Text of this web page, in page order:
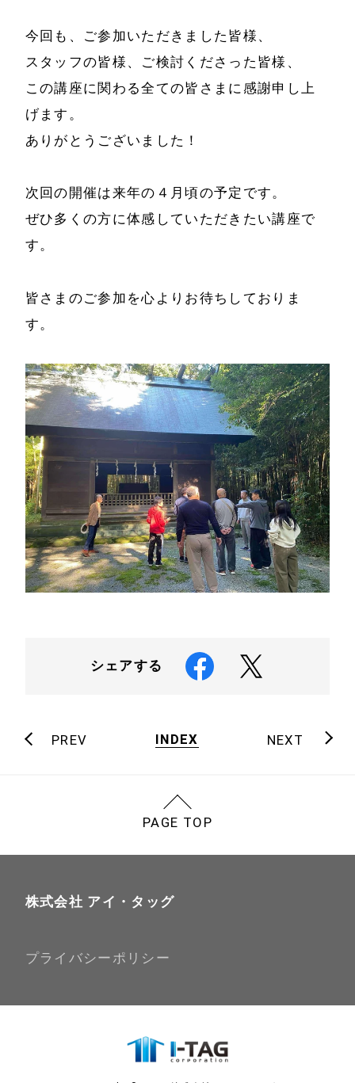
今回も、ご参加いただきました皆様、
スタッフの皆様、ご検討くださった皆様、
この講座に関わる全ての皆さまに感謝申し上
げます。
ありがとうございました！
次回の開催は来年の４月頃の予定です。
ぜひ多くの方に体感していただきたい講座で
す。
皆さまのご参加を心よりお待ちしておりま
す。
シェアする
PREV INDEX NEXT
PAGE TOP
株式会社 アイ・タッグ
プライバシーポリシー